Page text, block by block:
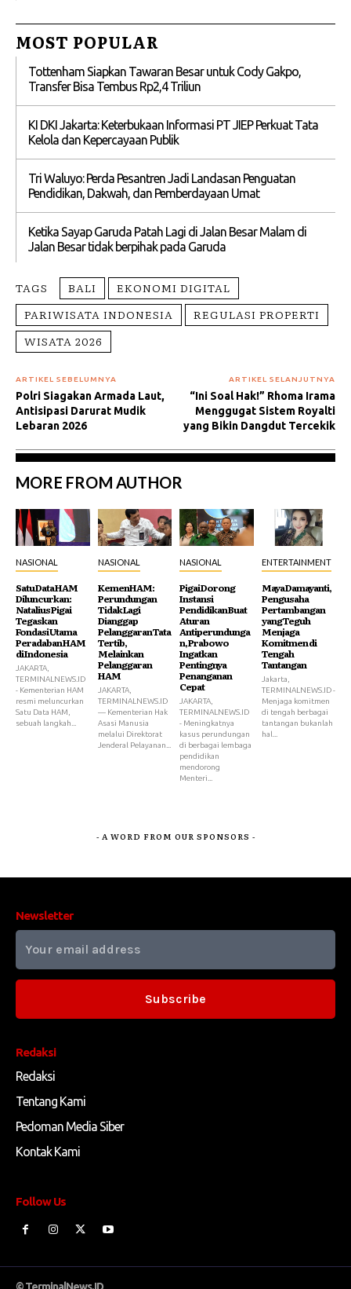
MOST POPULAR
Tottenham Siapkan Tawaran Besar untuk Cody Gakpo,
Transfer Bisa Tembus Rp2,4 Triliun
KI DKI Jakarta: Keterbukaan Informasi PT JIEP Perkuat Tata
Kelola dan Kepercayaan Publik
Tri Waluyo: Perda Pesantren Jadi Landasan Penguatan
Pendidikan, Dakwah, dan Pemberdayaan Umat
Ketika Sayap Garuda Patah Lagi di Jalan Besar Malam di
Jalan Besar tidak berpihak pada Garuda
TAGS BALI
EKONOMI DIGITAL
PARIWISATA INDONESIA
REGULASI PROPERTI
WISATA 2026
ARTIKEL SEBELUMNYA
Polri Siagakan Armada Laut,
Antisipasi Darurat Mudik
Lebaran 2026
ARTIKEL SELANJUTNYA
“Ini Soal Hak!” Rhoma Irama
Menggugat Sistem Royalti
yang Bikin Dangdut Tercekik
MORE FROM AUTHOR
NASIONAL
Satu Data HAM
Diluncurkan:
Natalius Pigai
Tegaskan
Fondasi Utama
Peradaban HAM
di Indonesia
JAKARTA,
TERMINALNEWS.ID
- Kementerian HAM
resmi meluncurkan
Satu Data HAM,
sebuah langkah...
NASIONAL
KemenHAM:
Perundungan
Tidak Lagi
Dianggap
Pelanggaran Tata
Tertib,
Melainkan
Pelanggaran
HAM
JAKARTA,
TERMINALNEWS.ID
— Kementerian Hak
Asasi Manusia
melalui Direktorat
Jenderal Pelayanan...
NASIONAL
Pigai Dorong
Instansi
Pendidikan Buat
Aturan
Antiperundunga
n, Prabowo
Ingatkan
Pentingnya
Penanganan
Cepat
JAKARTA,
TERMINALNEWS.ID
- Meningkatnya
kasus perundungan
di berbagai lembaga
pendidikan
mendorong
Menteri...
ENTERTAINMENT
Maya Damayanti,
Pengusaha
Pertambangan
yang Teguh
Menjaga
Komitmen di
Tengah
Tantangan
Jakarta,
TERMINALNEWS.ID -
Menjaga komitmen
di tengah berbagai
tantangan bukanlah
hal...
- A WORD FROM OUR SPONSORS -
Redaksi
Redaksi
Tentang Kami
Pedoman Media Siber
Kontak Kami
Follow Us
Newsletter
Subscribe